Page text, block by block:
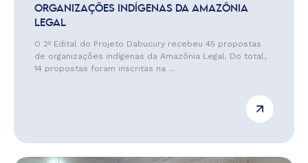
ORGANIZAÇÕES INDÍGENAS DA AMAZÔNIA
LEGAL
O 2º Edital do Projeto Dabucury recebeu 45 propostas
de organizações indígenas da Amazônia Legal. Do total,
14 propostas foram inscritas na ...